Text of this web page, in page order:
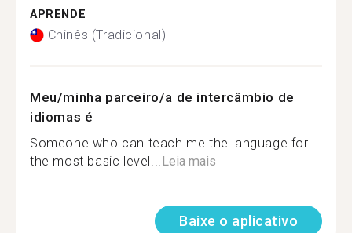
APRENDE
Chinês (Tradicional)
Meu/minha parceiro/a de intercâmbio de
idiomas é
Someone who can teach me the language for
the most basic level...Leia mais
Baixe o aplicativo